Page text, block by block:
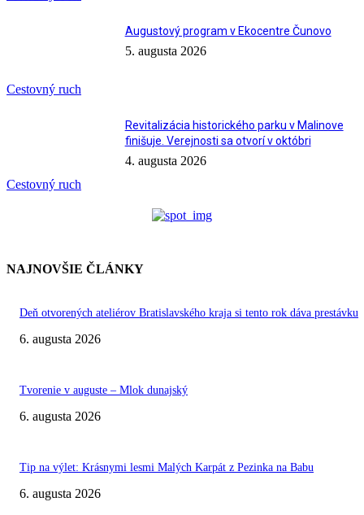
Cestovný ruch
Augustový program v Ekocentre Čunovo
5. augusta 2026
Cestovný ruch
Revitalizácia historického parku v Malinove
finišuje. Verejnosti sa otvorí v októbri
4. augusta 2026
NAJNOVŠIE ČLÁNKY
Deň otvorených ateliérov Bratislavského kraja si tento rok dáva prestávku
6. augusta 2026
Tvorenie v auguste – Mlok dunajský
6. augusta 2026
Tip na výlet: Krásnymi lesmi Malých Karpát z Pezinka na Babu
6. augusta 2026